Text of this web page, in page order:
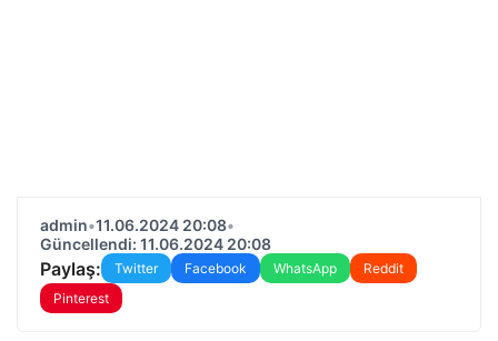
admin•11.06.2024 20:08•
Güncellendi: 11.06.2024 20:08
Paylaş: Twitter Facebook WhatsApp
Reddit
Pinterest